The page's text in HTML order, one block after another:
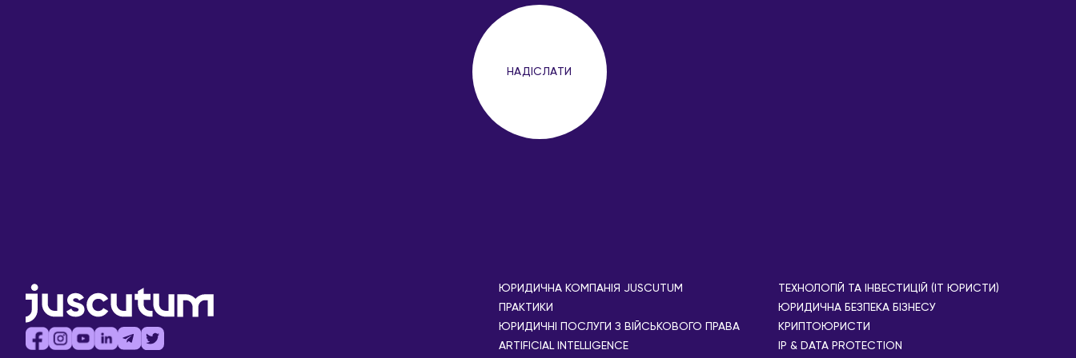
ЮРИДИЧНА КОМПАНІЯ JUSCUTUM
ТЕХНОЛОГІЙ ТА ІНВЕСТИЦІЙ (IT ЮРИСТИ)
ПРАКТИКИ
ЮРИДИЧНА БЕЗПЕКА БІЗНЕСУ
ЮРИДИЧНІ ПОСЛУГИ З ВІЙСЬКОВОГО ПРАВА
КРИПТОЮРИСТИ
АRTIFICIAL ІNTELLIGENCE
IP & DATA PROTECTION